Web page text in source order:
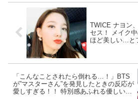
TWICE ナヨン
セス！ メイク
ほど美しい…と
「こんなことされたら倒れる…！」BTS
が”マスターさん”を発見したときの反応が
愛しすぎる！！ 特別感あふれる優しい対